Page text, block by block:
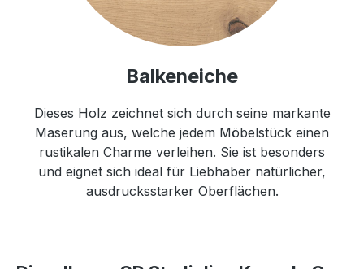
Balkeneiche
Dieses Holz zeichnet sich durch seine markante
Maserung aus, welche jedem Möbelstück einen
rustikalen Charme verleihen. Sie ist besonders
und eignet sich ideal für Liebhaber natürlicher,
ausdrucksstarker Oberflächen.